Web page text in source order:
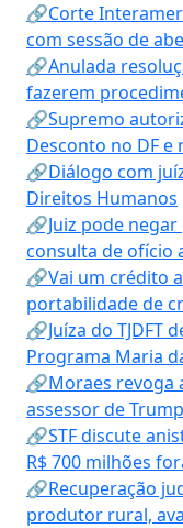
🔗Corte
com sessão de
🔗Anulada
fazerem
🔗Supremo
Desconto no DF e
🔗Diálogo com
Direitos Humanos
🔗Juiz pode
consulta de ofício
🔗Vai um crédito
portabilidade de
🔗Juíza do TJDFT
Programa Maria
🔗Moraes revoga
assessor de
🔗STF discute
R$ 700 milhões
🔗Recuperação
produtor rural,